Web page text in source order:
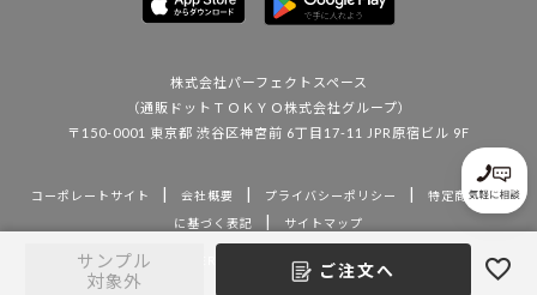
株式会社パーフェクトスペース
（通販ドットＴＯＫＹＯ株式会社グループ）
〒150-0001 東京都 渋谷区神宮前 6丁目17-11 JPR原宿ビル 9F
コーポレートサイト | 会社概要 | プライバシーポリシー |
特定商取引法
に基づく表記
| サイトマップ
Copyright (C) PERFECT SPACE. All Rights Reserved.
サンプル
対象外
ご注文へ